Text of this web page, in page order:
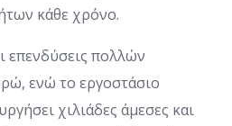
κάθε χρόνο.
επενδύσεις πολλών
ενώ το εργοστάσιο
χιλιάδες άμεσες και